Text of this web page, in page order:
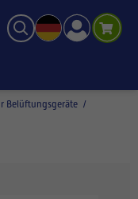
Belüftungsgeräte /